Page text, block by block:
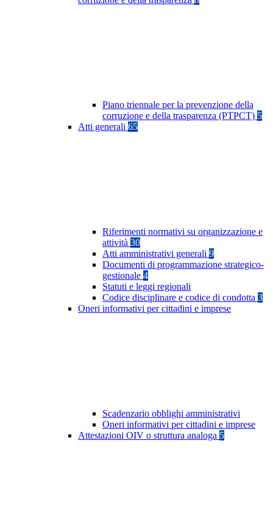
Piano triennale per la prevenzione della
corruzione e della trasparenza (PTPCT) 5
Atti generali 65
Riferimenti normativi su organizzazione e
attività 30
Atti amministrativi generali 9
Documenti di programmazione strategico-
gestionale 4
Statuti e leggi regionali
Codice disciplinare e codice di condotta 3
Oneri informativi per cittadini e imprese
Scadenzario obblighi amministrativi
Oneri informativi per cittadini e imprese
Attestazioni OIV o struttura analoga 5